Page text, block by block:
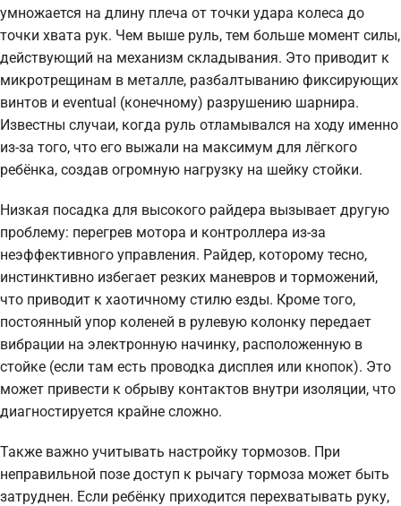
умножается на длину плеча от точки удара колеса до
точки хвата рук. Чем выше руль, тем больше момент силы,
действующий на механизм складывания. Это приводит к
микротрещинам в металле, разбалтыванию фиксирующих
винтов и eventual (конечному) разрушению шарнира.
Известны случаи, когда руль отламывался на ходу именно
из-за того, что его выжали на максимум для лёгкого
ребёнка, создав огромную нагрузку на шейку стойки.
Низкая посадка для высокого райдера вызывает другую
проблему: перегрев мотора и контроллера из-за
неэффективного управления. Райдер, которому тесно,
инстинктивно избегает резких маневров и торможений,
что приводит к хаотичному стилю езды. Кроме того,
постоянный упор коленей в рулевую колонку передает
вибрации на электронную начинку, расположенную в
стойке (если там есть проводка дисплея или кнопок). Это
может привести к обрыву контактов внутри изоляции, что
диагностируется крайне сложно.
Также важно учитывать настройку тормозов. При
неправильной позе доступ к рычагу тормоза может быть
затруднен. Если ребёнку приходится перехватывать руку,